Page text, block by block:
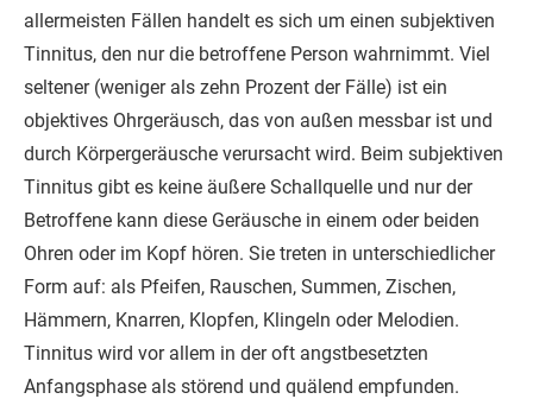
allermeisten Fällen handelt es sich um einen subjektiven
Tinnitus, den nur die betroffene Person wahrnimmt. Viel
seltener (weniger als zehn Prozent der Fälle) ist ein
objektives Ohrgeräusch, das von außen messbar ist und
durch Körpergeräusche verursacht wird. Beim subjektiven
Tinnitus gibt es keine äußere Schallquelle und nur der
Betroffene kann diese Geräusche in einem oder beiden
Ohren oder im Kopf hören. Sie treten in unterschiedlicher
Form auf: als Pfeifen, Rauschen, Summen, Zischen,
Hämmern, Knarren, Klopfen, Klingeln oder Melodien.
Tinnitus wird vor allem in der oft angstbesetzten
Anfangsphase als störend und quälend empfunden.